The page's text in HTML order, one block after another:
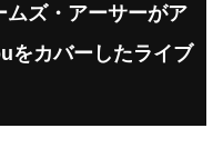
ムズ・アーサーがア
をカバーしたライブ